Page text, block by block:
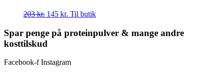
203kr. Den
pris
var:
203 kr..
145 kr. Den
pris
Til butik
Spar penge på proteinpulver & mange andre
kosttilskud
Facebook-f Instagram